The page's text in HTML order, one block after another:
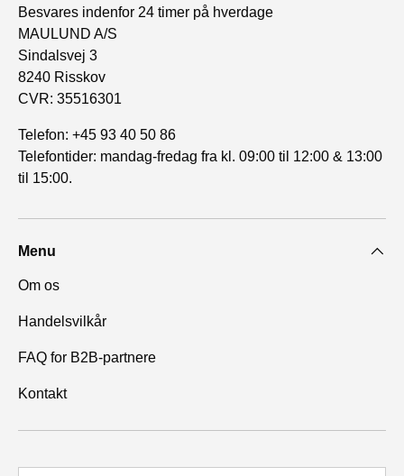
Besvares indenfor 24 timer på hverdage
MAULUND A/S
Sindalsvej 3
8240 Risskov
CVR: 35516301
Telefon: +45 93 40 50 86
Telefontider: mandag-fredag fra kl. 09:00 til 12:00 & 13:00
til 15:00.
Menu
Om os
Handelsvilkår
FAQ for B2B-partnere
Kontakt